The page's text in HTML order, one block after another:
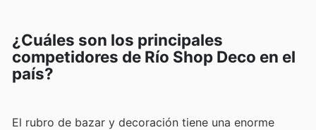
¿Cuáles son los principales
competidores de Río Shop Deco en el
país?
El rubro de bazar y decoración tiene una enorme